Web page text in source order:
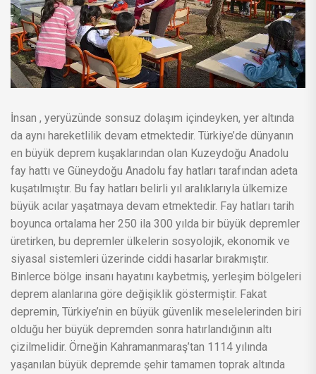
İnsan , yeryüzünde sonsuz dolaşım içindeyken, yer altında
da aynı hareketlilik devam etmektedir. Türkiye’de dünyanın
en büyük deprem kuşaklarından olan Kuzeydoğu Anadolu
fay hattı ve Güneydoğu Anadolu fay hatları tarafından adeta
kuşatılmıştır. Bu fay hatları belirli yıl aralıklarıyla ülkemize
büyük acılar yaşatmaya devam etmektedir. Fay hatları tarih
boyunca ortalama her 250 ila 300 yılda bir büyük depremler
üretirken, bu depremler ülkelerin sosyolojik, ekonomik ve
siyasal sistemleri üzerinde ciddi hasarlar bırakmıştır.
Binlerce bölge insanı hayatını kaybetmiş, yerleşim bölgeleri
deprem alanlarına göre değişiklik göstermiştir. Fakat
depremin, Türkiye’nin en büyük güvenlik meselelerinden biri
olduğu her büyük depremden sonra hatırlandığının altı
çizilmelidir. Örneğin Kahramanmaraş’tan 1114 yılında
yaşanılan büyük depremde şehir tamamen toprak altında